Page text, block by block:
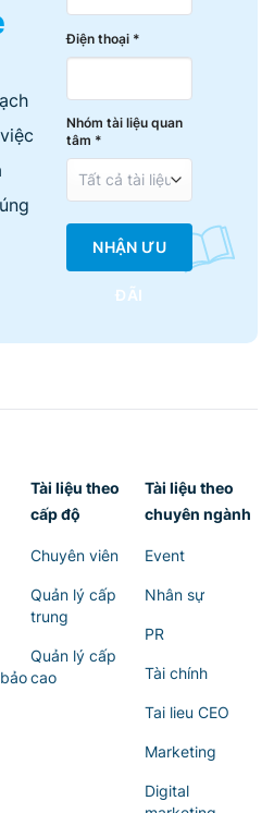
Điện thoại *
Nhóm tài liệu quan
tâm *
NHẬN ƯU
ĐÃI
Tài liệu theo
cấp độ
Chuyên viên
Quản lý cấp
trung
Quản lý cấp
cao
Tài liệu theo
chuyên ngành
Event
Nhân sự
PR
Tài chính
Tai lieu CEO
Marketing
Digital